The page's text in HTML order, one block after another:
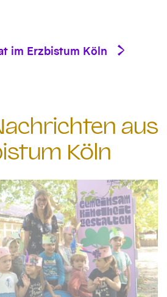
im Erzbistum Köln
aus
Köln